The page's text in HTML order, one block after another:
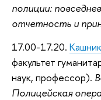
полиции:
отчетность и
17.00-17.20.
факультет
наук, профессор).
Полицейская